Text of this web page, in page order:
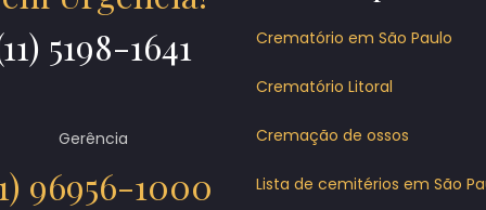
5198-1641
Gerência
96956-1000
Crematório em São Paulo
Crematório Litoral
Cremação de ossos
Lista de cemitérios em São